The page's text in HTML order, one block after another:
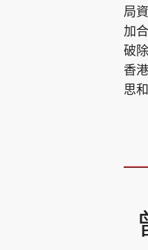
局
加
破
香
思